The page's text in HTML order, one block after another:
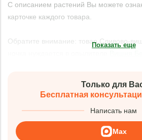
С описанием растений Вы можете
карточке каждого товара.
Обратите внимание: товар Сливово-
Показать еще
Только для
Бесплатная
Написать нам
Max